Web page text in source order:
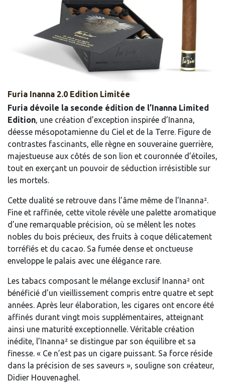
Furia Inanna 2.0 Edition Limitée
Furia dévoile la seconde édition de l’Inanna Limited
Edition, une création d’exception inspirée d’Inanna,
déesse mésopotamienne du Ciel et de la Terre. Figure de
contrastes fascinants, elle règne en souveraine guerrière,
majestueuse aux côtés de son lion et couronnée d’étoiles,
tout en exerçant un pouvoir de séduction irrésistible sur
les mortels.
Cette dualité se retrouve dans l’âme même de l’Inanna².
Fine et raffinée, cette vitole révèle une palette aromatique
d’une remarquable précision, où se mêlent les notes
nobles du bois précieux, des fruits à coque délicatement
torréfiés et du cacao. Sa fumée dense et onctueuse
enveloppe le palais avec une élégance rare.
Les tabacs composant le mélange exclusif Inanna² ont
bénéficié d’un vieillissement compris entre quatre et sept
années. Après leur élaboration, les cigares ont encore été
affinés durant vingt mois supplémentaires, atteignant
ainsi une maturité exceptionnelle. Véritable création
inédite, l’Inanna² se distingue par son équilibre et sa
finesse. « Ce n’est pas un cigare puissant. Sa force réside
dans la précision de ses saveurs », souligne son créateur,
Didier Houvenaghel.